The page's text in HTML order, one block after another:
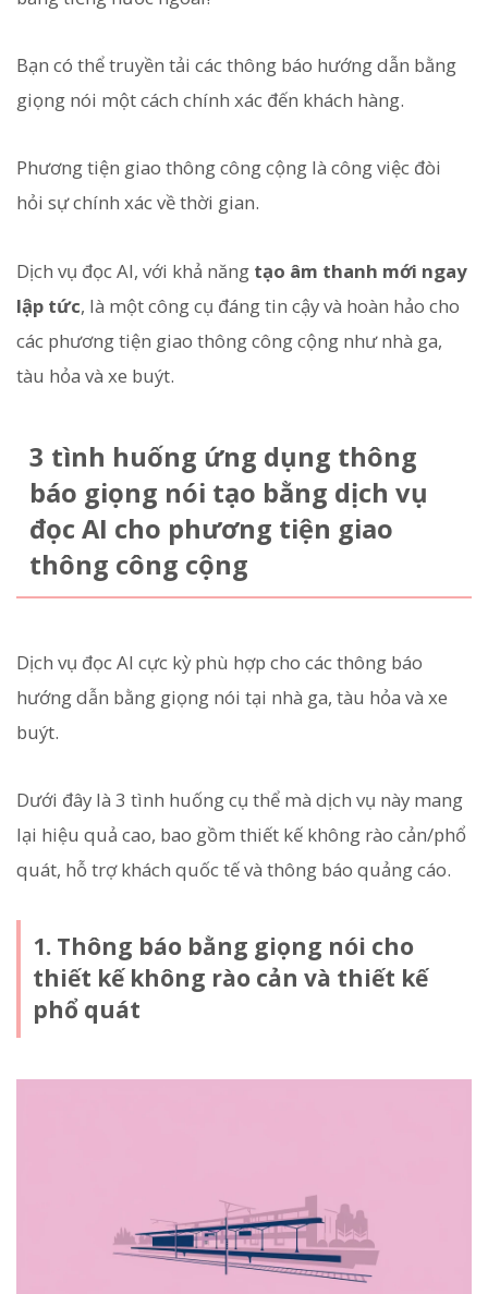
Bạn có thể truyền tải các thông báo hướng dẫn bằng
giọng nói một cách chính xác đến khách hàng.
Phương tiện giao thông công cộng là công việc đòi
hỏi sự chính xác về thời gian.
Dịch vụ đọc AI, với khả năng tạo âm thanh mới ngay
lập tức, là một công cụ đáng tin cậy và hoàn hảo cho
các phương tiện giao thông công cộng như nhà ga,
tàu hỏa và xe buýt.
3 tình huống ứng dụng thông
báo giọng nói tạo bằng dịch vụ
đọc AI cho phương tiện giao
thông công cộng
Dịch vụ đọc AI cực kỳ phù hợp cho các thông báo
hướng dẫn bằng giọng nói tại nhà ga, tàu hỏa và xe
buýt.
Dưới đây là 3 tình huống cụ thể mà dịch vụ này mang
lại hiệu quả cao, bao gồm thiết kế không rào cản/phổ
quát, hỗ trợ khách quốc tế và thông báo quảng cáo.
1. Thông báo bằng giọng nói cho
thiết kế không rào cản và thiết kế
phổ quát